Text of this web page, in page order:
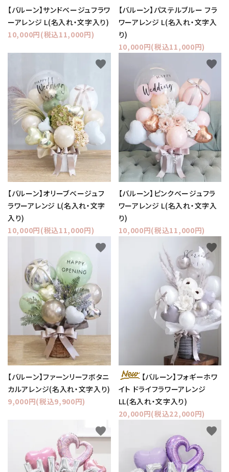
【バルーン】サンドベージュフラワ
ーアレンジ L(名入れ・文字入り)
10,000円(税込11,000円)
【バルーン】パステルブルー フラ
ワーアレンジ L(名入れ・文字入
り)
10,000円(税込11,000円)
【バルーン】オリーブベージュフ
ラワーアレンジ L(名入れ・文字
入り)
10,000円(税込11,000円)
favorite
【バルーン】ピンクベージュフラ
ワーアレンジ L(名入れ・文字入
り)
10,000円(税込11,000円)
favorite
【バルーン】ファーンリーフボタニ
カルアレンジ(名入れ・文字入り)
9,000円(税込9,900円)
favorite
【バルーン】フォギーホワ
イト ドライフラワーアレンジ
LL(名入れ・文字入り)
20,000円(税込22,000円)
favorite
favorite favorite